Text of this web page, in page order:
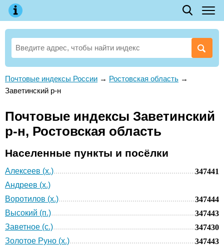
Почтовые индексы России → Ростовская область →
Заветинский р-н
Почтовые индексы Заветинский
р-н, Ростовская область
Населенные пункты и посёлки
Алексеев (х.)
347441
Андреев (х.)
Воротилов (х.)
347444
Высокий (п.)
347443
Заветное (с.)
347430
Золотое Руно (х.)
347443